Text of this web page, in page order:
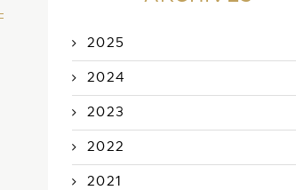
2025
2024
2023
2022
2021